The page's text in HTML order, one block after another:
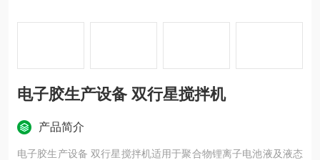
电子胶生产设备 双行星搅拌机
产品简介
电子胶生产设备 双行星搅拌机适用于聚合物锂离子电池液及液态